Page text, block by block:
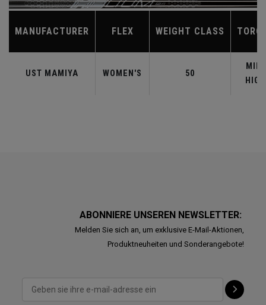
MANUFACTURER FLEX WEIGHT CLASS
UST MAMIYA WOMEN'S 50
MID-
HIGH
ABONNIERE UNSEREN NEWSLETTER:
Melden Sie sich an, um exklusive E-Mail-Aktionen,
Produktneuheiten und Sonderangebote!